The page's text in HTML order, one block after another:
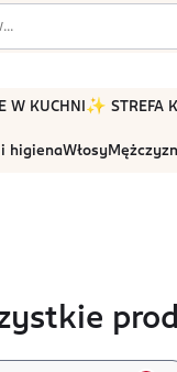
W KUCHNI ✨ STREFA
higienaWłosy